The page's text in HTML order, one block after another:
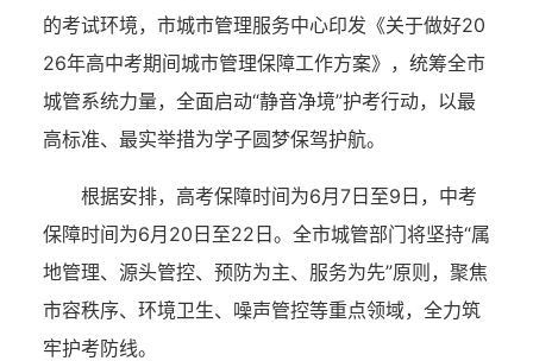
的考试环境，市城市管理服务中心印发《关于做好20
26年高中考期间城市管理保障工作方案》，统筹全市
城管系统力量，全面启动“静音净境”护考行动，以最
高标准、最实举措为学子圆梦保驾护航。
根据安排，高考保障时间为6月7日至9日，中考
保障时间为6月20日至22日。全市城管部门将坚持“属
地管理、源头管控、预防为主、服务为先”原则，聚焦
市容秩序、环境卫生、噪声管控等重点领域，全力筑
牢护考防线。